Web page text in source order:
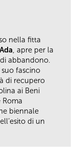
nella fitta
, apre per la
abbandono.
fascino
di recupero
ai Beni
Roma
biennale
di un